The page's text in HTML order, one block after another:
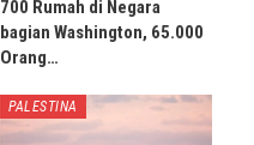
700 Rumah di Negara
bagian Washington, 65.000
Orang…
PALESTINA